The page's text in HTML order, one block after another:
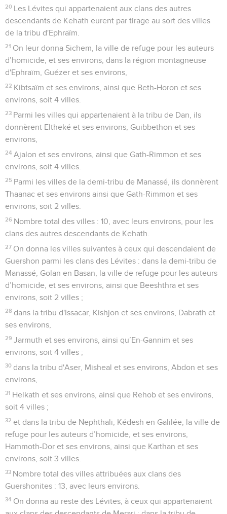
20 Les Lévites qui appartenaient aux clans des autres
descendants de Kehath eurent par tirage au sort des villes
de la tribu d'Ephraïm.
21 On leur donna Sichem, la ville de refuge pour les auteurs
d’homicide, et ses environs, dans la région montagneuse
d'Ephraïm, Guézer et ses environs,
22 Kibtsaïm et ses environs, ainsi que Beth-Horon et ses
environs, soit 4 villes.
23 Parmi les villes qui appartenaient à la tribu de Dan, ils
donnèrent Eltheké et ses environs, Guibbethon et ses
environs,
24 Ajalon et ses environs, ainsi que Gath-Rimmon et ses
environs, soit 4 villes.
25 Parmi les villes de la demi-tribu de Manassé, ils donnèrent
Thaanac et ses environs ainsi que Gath-Rimmon et ses
environs, soit 2 villes.
26 Nombre total des villes : 10, avec leurs environs, pour les
clans des autres descendants de Kehath.
27 On donna les villes suivantes à ceux qui descendaient de
Guershon parmi les clans des Lévites : dans la demi-tribu de
Manassé, Golan en Basan, la ville de refuge pour les auteurs
d’homicide, et ses environs, ainsi que Beeshthra et ses
environs, soit 2 villes ;
28 dans la tribu d'Issacar, Kishjon et ses environs, Dabrath et
ses environs,
29 Jarmuth et ses environs, ainsi qu’En-Gannim et ses
environs, soit 4 villes ;
30 dans la tribu d'Aser, Misheal et ses environs, Abdon et ses
environs,
31 Helkath et ses environs, ainsi que Rehob et ses environs,
soit 4 villes ;
32 et dans la tribu de Nephthali, Kédesh en Galilée, la ville de
refuge pour les auteurs d’homicide, et ses environs,
Hammoth-Dor et ses environs, ainsi que Karthan et ses
environs, soit 3 villes.
33 Nombre total des villes attribuées aux clans des
Guershonites : 13, avec leurs environs.
34 On donna au reste des Lévites, à ceux qui appartenaient